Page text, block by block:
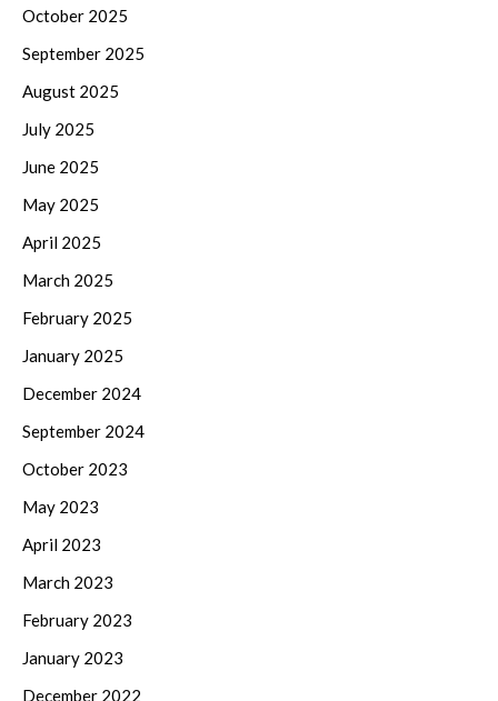
October 2025
September 2025
August 2025
July 2025
June 2025
May 2025
April 2025
March 2025
February 2025
January 2025
December 2024
September 2024
October 2023
May 2023
April 2023
March 2023
February 2023
January 2023
December 2022